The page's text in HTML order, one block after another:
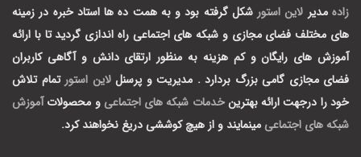
زاده مدیر لاین استور شکل گرفته بود و به همت ده ها استاد خبره در زمینه
های مختلف فضای مجازی و شبکه های اجتماعی راه اندازی گردید تا با ارائه
آموزش های رایگان و کم هزینه به منظور ارتقای دانش و آگاهی کاربران
فضای مجازی گامی بزرگ بردارد . مدیریت و پرسنللاین استور تمام تلاش
خود را درجهت ارائه بهترینخدمات شبکه های اجتماعی و محصولات آموزش
شبکه های اجتماعی مینمایند و از هیچ کوششی دریغ نخواهند کرد.